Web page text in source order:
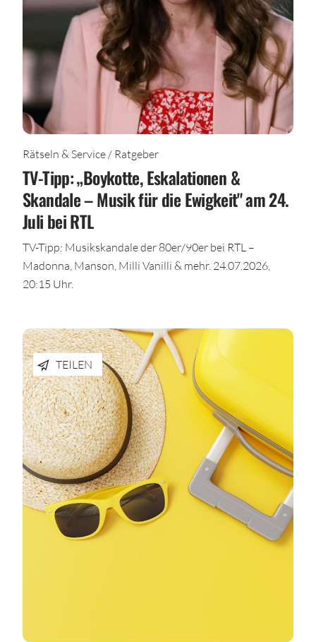
Rätseln & Service / Ratgeber
TV-Tipp: „Boykotte, Eskalationen &
Skandale – Musik für die Ewigkeit" am 24.
Juli bei RTL
TV-Tipp: Musikskandale der 80er/90er bei RTL –
Madonna, Manson, Milli Vanilli & mehr. 24.07.2026,
20:15 Uhr.
TEILEN